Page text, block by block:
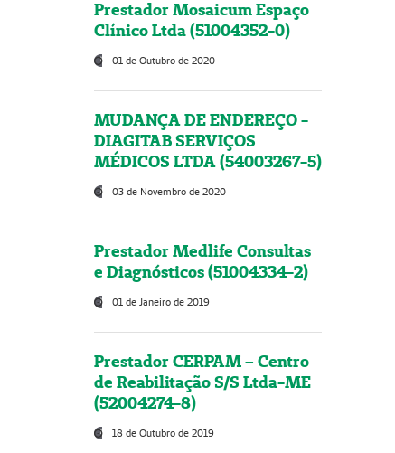
Prestador Mosaicum Espaço
Clínico Ltda (51004352-0)
01 de Outubro de 2020
MUDANÇA DE ENDEREÇO -
DIAGITAB SERVIÇOS
MÉDICOS LTDA (54003267-5)
03 de Novembro de 2020
Prestador Medlife Consultas
e Diagnósticos (51004334-2)
01 de Janeiro de 2019
Prestador CERPAM – Centro
de Reabilitação S/S Ltda-ME
(52004274-8)
18 de Outubro de 2019